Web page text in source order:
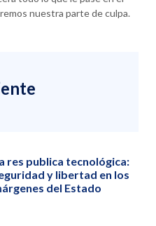
nuestra parte de culpa.
res publica tecnológica:
y libertad en los
del Estado